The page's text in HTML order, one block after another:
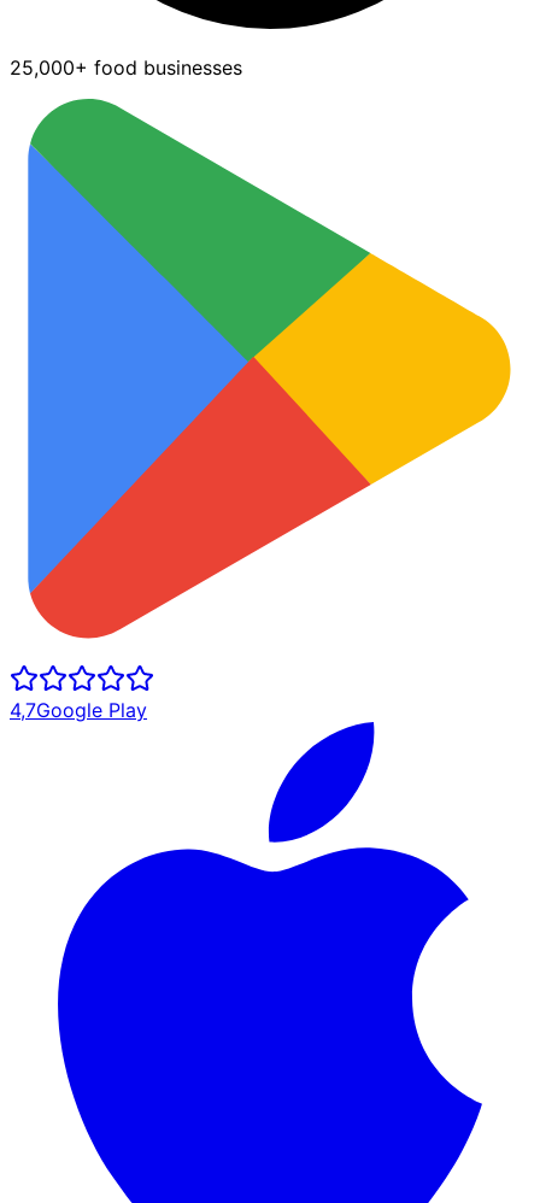
25,000+ food businesses
4,7Google Play